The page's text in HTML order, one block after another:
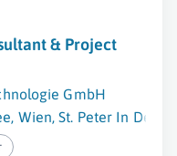
& Project
GmbH
, Wien,St. Peter In Der